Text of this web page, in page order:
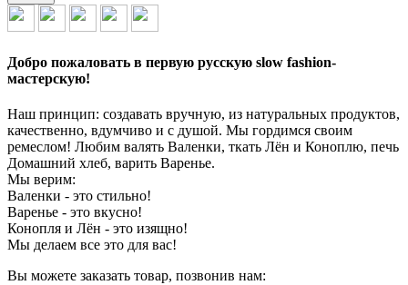
Добро пожаловать в первую русскую slow fashion-
мастерскую!
Наш принцип: создавать вручную, из натуральных продуктов,
качественно, вдумчиво и с душой. Мы гордимся своим
ремеслом! Любим валять Валенки, ткать Лён и Коноплю, печь
Домашний хлеб, варить Варенье.
Мы верим:
Валенки - это стильно!
Варенье - это вкусно!
Конопля и Лён - это изящно!
Мы делаем все это для вас!
Вы можете заказать товар, позвонив нам: